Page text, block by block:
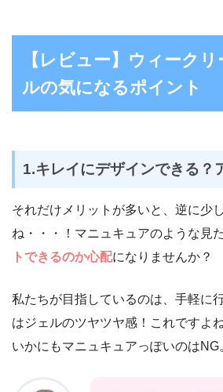
【レビュー】ウィーク
ルの気になるポイント
1.キレイにデザインできる？
それだけメリットが多いと、逆に少
ね・・・！マニュキュアのような見
トできるのか心配になりませんか？
私たちが目指しているのは、手軽に
はジェルのツヤツヤ感！これですよ
いかにもマニュキュアっぽいのはNG